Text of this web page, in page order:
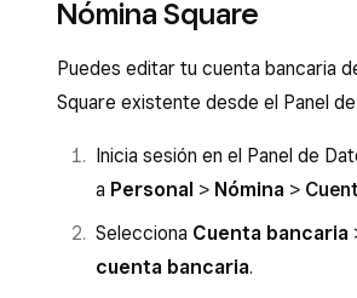
Nómina Square
Puedes editar tu cuenta bancaria
Square existente desde el Panel
Inicia sesión en el Panel de
a Personal > Nómina >
Selecciona Cuenta bancaria
cuenta bancaria.